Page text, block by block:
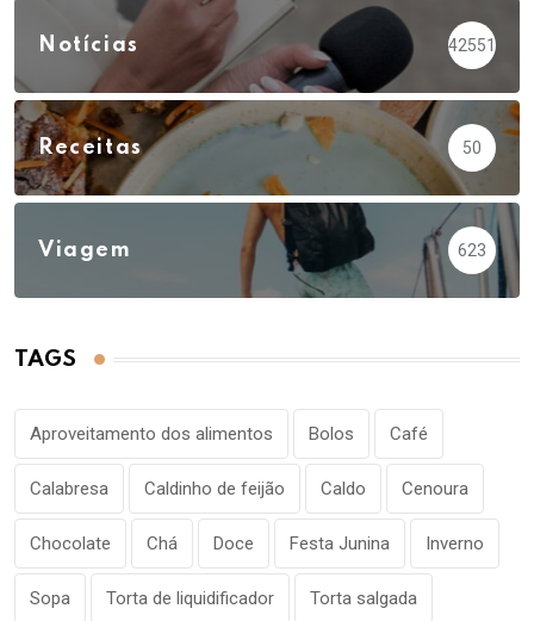
Notícias 42551
Receitas 50
Viagem 623
TAGS
Aproveitamento dos alimentos Bolos Café
Calabresa Caldinho de feijão Caldo Cenoura
Chocolate Chá Doce Festa Junina Inverno
Sopa Torta de liquidificador Torta salgada